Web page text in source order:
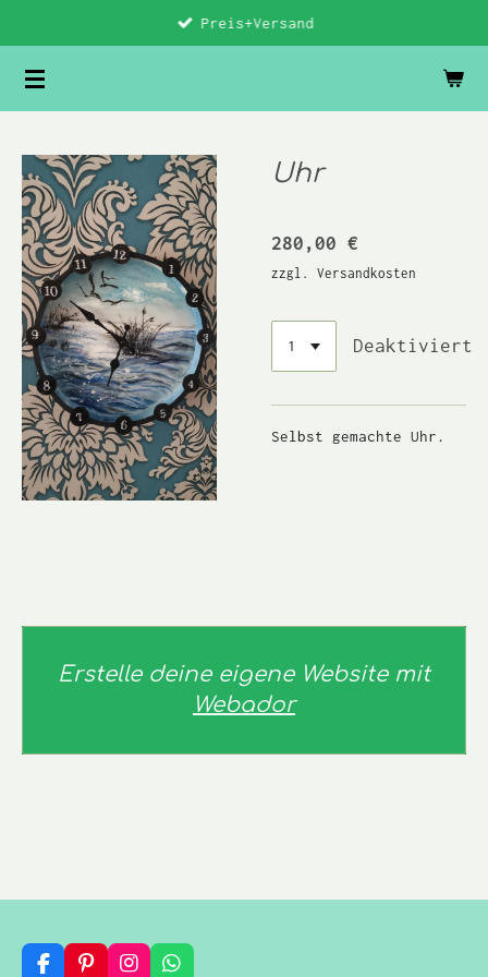
springen
Preis+Versand
Uhr
280,00 €
zzgl. Versandkosten
Deaktiviert
Selbst gemachte Uhr.
Erstelle deine eigene Website mit
Webador
F P I W